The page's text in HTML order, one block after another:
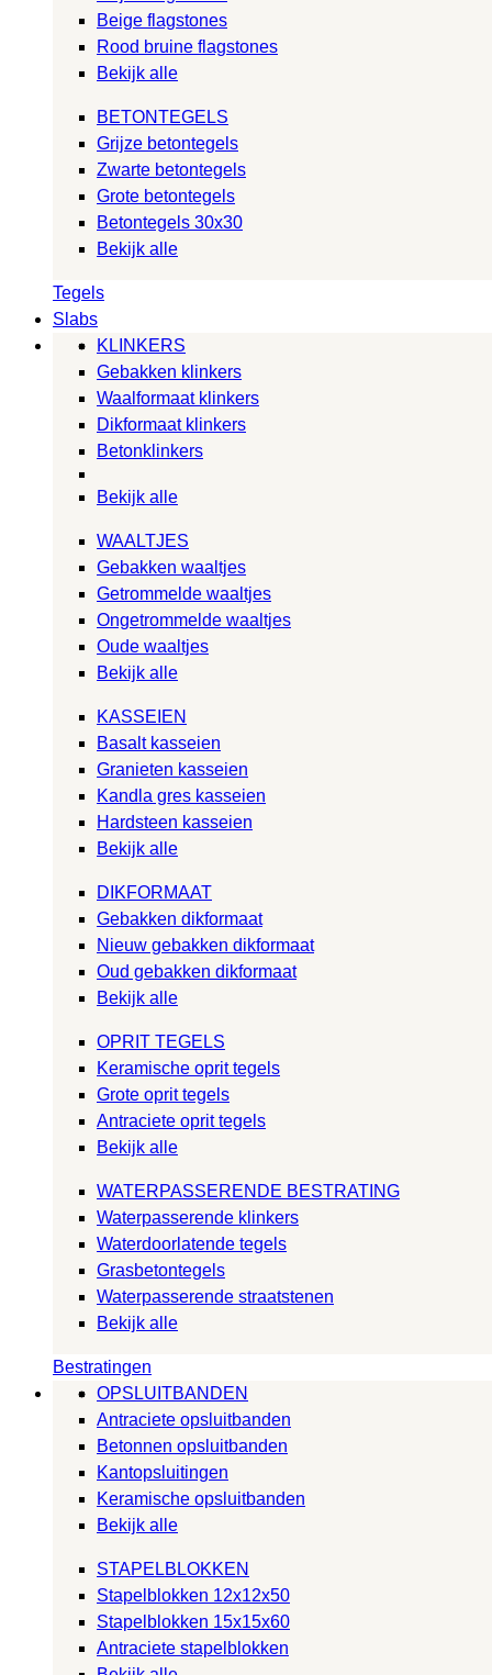
Beige flagstones
Rood bruine flagstones
Bekijk alle
BETONTEGELS
Grijze betontegels
Zwarte betontegels
Grote betontegels
Betontegels 30x30
Bekijk alle
Tegels
Slabs
KLINKERS
Gebakken klinkers
Waalformaat klinkers
Dikformaat klinkers
Betonklinkers
Bekijk alle
WAALTJES
Gebakken waaltjes
Getrommelde waaltjes
Ongetrommelde waaltjes
Oude waaltjes
Bekijk alle
KASSEIEN
Basalt kasseien
Granieten kasseien
Kandla gres kasseien
Hardsteen kasseien
Bekijk alle
DIKFORMAAT
Gebakken dikformaat
Nieuw gebakken dikformaat
Oud gebakken dikformaat
Bekijk alle
OPRIT TEGELS
Keramische oprit tegels
Grote oprit tegels
Antraciete oprit tegels
Bekijk alle
WATERPASSERENDE BESTRATING
Waterpasserende klinkers
Waterdoorlatende tegels
Grasbetontegels
Waterpasserende straatstenen
Bekijk alle
Bestratingen
OPSLUITBANDEN
Antraciete opsluitbanden
Betonnen opsluitbanden
Kantopsluitingen
Keramische opsluitbanden
Bekijk alle
STAPELBLOKKEN
Stapelblokken 12x12x50
Stapelblokken 15x15x60
Antraciete stapelblokken